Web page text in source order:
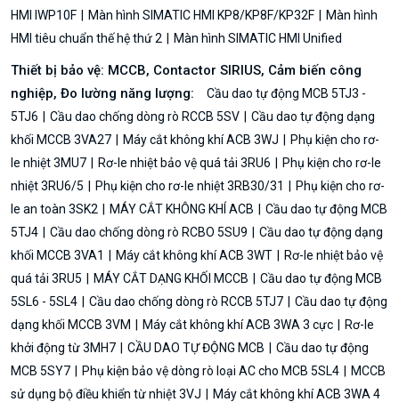
HMI IWP10F
Màn hình SIMATIC HMI KP8/KP8F/KP32F
Màn hình
HMI tiêu chuẩn thế hệ thứ 2
Màn hình SIMATIC HMI Unified
Thiết bị bảo vệ: MCCB, Contactor SIRIUS, Cảm biến công
nghiệp, Đo lường năng lượng:
Cầu dao tự động MCB 5TJ3 -
5TJ6
Cầu dao chống dòng rò RCCB 5SV
Cầu dao tự động dạng
khối MCCB 3VA27
Máy cắt không khí ACB 3WJ
Phụ kiện cho rơ-
le nhiệt 3MU7
Rơ-le nhiệt bảo vệ quá tải 3RU6
Phụ kiện cho rơ-le
nhiệt 3RU6/5
Phụ kiện cho rơ-le nhiệt 3RB30/31
Phụ kiện cho rơ-
le an toàn 3SK2
MÁY CẮT KHÔNG KHÍ ACB
Cầu dao tự động MCB
5TJ4
Cầu dao chống dòng rò RCBO 5SU9
Cầu dao tự động dạng
khối MCCB 3VA1
Máy cắt không khí ACB 3WT
Rơ-le nhiệt bảo vệ
quá tải 3RU5
MÁY CẮT DẠNG KHỐI MCCB
Cầu dao tự động MCB
5SL6 - 5SL4
Cầu dao chống dòng rò RCCB 5TJ7
Cầu dao tự động
dạng khối MCCB 3VM
Máy cắt không khí ACB 3WA 3 cực
Rơ-le
khởi động từ 3MH7
CẦU DAO TỰ ĐỘNG MCB
Cầu dao tự động
MCB 5SY7
Phụ kiện bảo vệ dòng rò loại AC cho MCB 5SL4
MCCB
sử dụng bộ điều khiển từ nhiệt 3VJ
Máy cắt không khí ACB 3WA 4